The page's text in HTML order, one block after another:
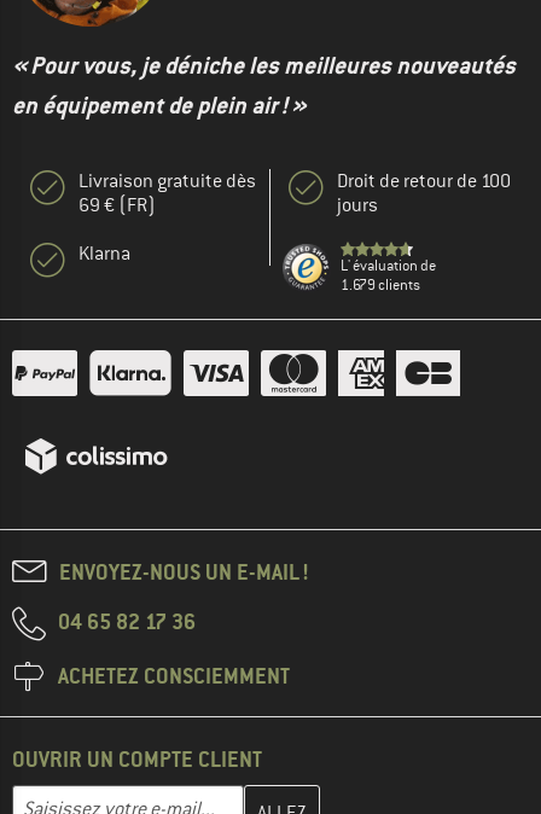
« Pour vous, je déniche les meilleures nouveautés
en équipement de plein air ! »
Livraison gratuite dès
69 € (FR)
Klarna
Droit de retour de 100
jours
L' évaluation de
1.679 clients
ENVOYEZ-NOUS UN E-MAIL !
04 65 82 17 36
ACHETEZ CONSCIEMMENT
OUVRIR UN COMPTE CLIENT
Adresse e-mail
Entrez votre adresse e-mail ici et créez votre compte client à la